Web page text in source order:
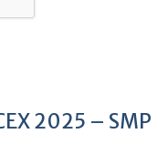
2025 – SMP